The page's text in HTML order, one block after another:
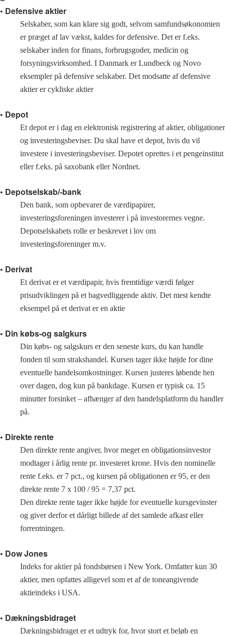
• Defensive aktier
Selskaber, som kan klare sig godt, selvom samfundsøkonomien
er præget af lav vækst, kaldes for defensive. Det er f.eks.
selskaber inden for finans, forbrugsgoder, medicin og
forsyningsvirksomhed. I Danmark er Lundbeck og Novo
eksempler på defensive selskaber. Det modsatte af defensive
aktier er cykliske aktier
• Depot
Et depot er i dag en elektronisk registrering af aktier, obligationer
og investeringsbeviser. Du skal have et depot, hvis du vil
investere i investeringsbeviser. Depotet oprettes i et pengeinstitut
eller f.eks. på saxobank eller Nordnet.
• Depotselskab/-bank
Den bank, som opbevarer de værdipapirer,
investeringsforeningen investerer i på investorernes vegne.
Depotselskabets rolle er beskrevet i lov om
investeringsforeninger m.v.
• Derivat
Et derivat er et værdipapir, hvis fremtidige værdi følger
prisudviklingen på et bagvedliggende aktiv. Det mest kendte
eksempel på et derivat er en aktie
• Din købs-og salgkurs
Din købs- og salgskurs er den seneste kurs, du kan handle
fonden til som strakshandel. Kursen tager ikke højde for dine
eventuelle handelsomkostninger. Kursen justeres løbende hen
over dagen, dog kun på bankdage. Kursen er typisk ca. 15
minutter forsinket – afhænger af den handelsplatform du handler
på.
• Direkte rente
Den direkte rente angiver, hvor meget en obligationsinvestor
modtager i årlig rente pr. investeret krone. Hvis den nominelle
rente f.eks. er 7 pct., og kursen på obligationen er 95, er den
direkte rente 7 x 100 / 95 = 7,37 pct.
Den direkte rente tager ikke højde for eventuelle kursgevinster
og giver derfor et dårligt billede af det samlede afkast eller
forrentningen.
• Dow Jones
Indeks for aktier på fondsbørsen i New York. Omfatter kun 30
aktier, men opfattes alligevel som et af de toneangivende
aktieindeks i USA.
• Dækningsbidraget
Dækningsbidraget er et udtryk for, hvor stort et beløb en